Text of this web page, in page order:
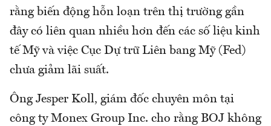
rằng biến động hỗn loạn trên thị trường gần
đây có liên quan nhiều hơn đến các số liệu kinh
tế Mỹ và việc Cục Dự trữ Liên bang Mỹ (Fed)
chưa giảm lãi suất.
Ông Jesper Koll, giám đốc chuyên môn tại
công ty Monex Group Inc. cho rằng BOJ không